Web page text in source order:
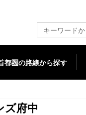
都圏の路線から探す
ズ府中